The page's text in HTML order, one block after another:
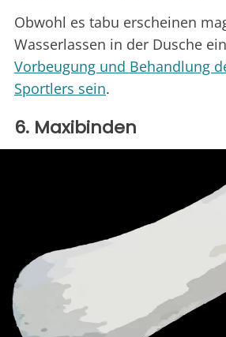
Obwohl es tabu erscheinen
Wasserlassen in der Dusche
Vorbeugung und Behandlung
Sportlers sein.
6. Maxibinden